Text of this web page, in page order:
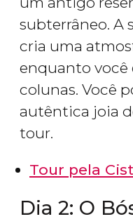
subterrâneo. A
cria uma
enquanto você
colunas. Você
autêntica joia
tour.
Tour pela
Dia 2: O